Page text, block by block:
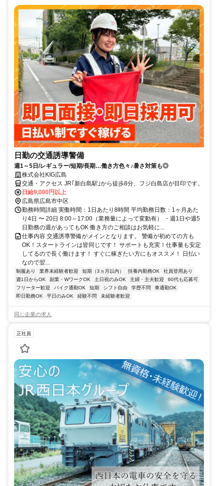
日勤の交通誘導警備
週1～5日/レギュラー/短期/長期…働き方色々♪暑さ対策も◎
株式会社KIG広島
交通・アクセス JR｢新白島駅｣から徒歩8分、フジ白島店が目印です。
日給9,000円以上
広島県広島市中区
勤務時間詳細 実働時間：1日あたり8時間 平均勤務日数：1ヶ月あた
り4日 〜 20日 8:00～17:00（業務量によって変動有） ・週1日や週5
日勤務の週があってもOK 働き方のご相談はお気軽に...
仕事内容 交通誘導警備がメインとなります。 警備が初めての方も
OK！スタートラインは皆同じです！ サポートも充実！仕事量も安定
してるので長く働けます！ すぐに稼ぎたい方にもオススメ！ 日払い
なので翌...
制服あり 業界未経験者歓迎 短期（3ヵ月以内） 扶養内勤務OK
社員登用あり
週1日からOK
副業・WワークOK 土日祝のみOK 主婦・主夫歓迎
60代も応募可
フリーター歓迎
バイク通勤OK 短期 シフト自由 学歴不問
車通勤OK
即日勤務OK
平日のみOK 経験不問 未経験者歓迎
同じ企業の求人
正社員